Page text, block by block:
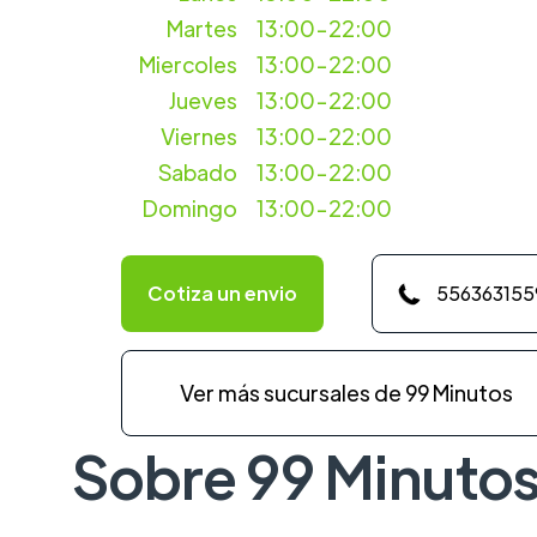
Martes
Miercoles
13:00-22:00
13:00-22:00
Jueves
13:00-22:00
Viernes
13:00-22:00
Sabado
13:00-22:00
Domingo
13:00-22:00
Cotiza un envio
Ver más sucursales de 99 Minutos
Sobre 99